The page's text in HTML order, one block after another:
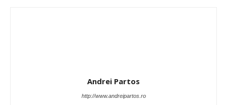
Andrei Partos
http://www.andreipartos.ro